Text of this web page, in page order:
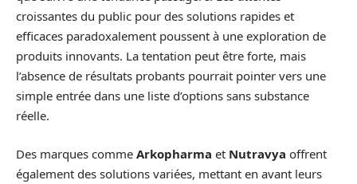
croissantes du public pour des solutions rapides et
efficaces paradoxalement poussent à une exploration de
produits innovants. La tentation peut être forte, mais
l’absence de résultats probants pourrait pointer vers une
simple entrée dans une liste d’options sans substance
réelle.
Des marques comme Arkopharma et Nutravya offrent
également des solutions variées, mettant en avant leurs